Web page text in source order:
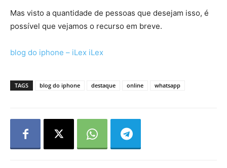
Mas visto a quantidade de pessoas que desejam isso, é
possível que vejamos o recurso em breve.
blog do iphone – iLex iLex
TAGS blog do iphone destaque online whatsapp